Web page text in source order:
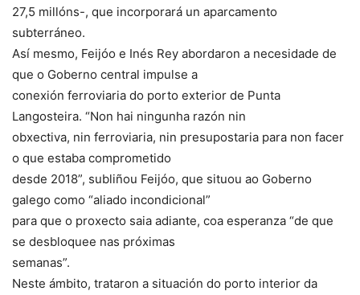
27,5 millóns-, que incorporará un aparcamento
subterráneo.
Así mesmo, Feijóo e Inés Rey abordaron a necesidade de
que o Goberno central impulse a
conexión ferroviaria do porto exterior de Punta
Langosteira. “Non hai ningunha razón nin
obxectiva, nin ferroviaria, nin presupostaria para non facer
o que estaba comprometido
desde 2018”, subliñou Feijóo, que situou ao Goberno
galego como “aliado incondicional”
para que o proxecto saia adiante, coa esperanza “de que
se desbloquee nas próximas
semanas”.
Neste ámbito, trataron a situación do porto interior da